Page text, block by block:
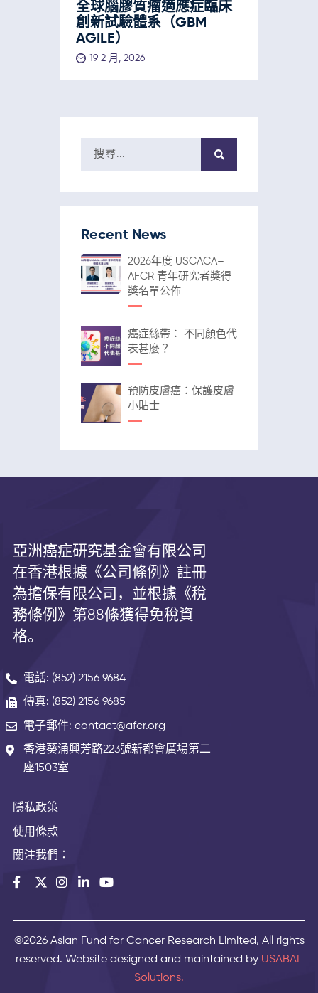
全球腦膠質瘤適應症臨床
創新試驗體系（GBM
AGILE）
19 2 月, 2026
Recent News
2026年度 USCACA–
AFCR 青年研究者獎得
獎名單公佈
癌症絲帶： 不同顏色代
表甚麼？
預防皮膚癌：保護皮膚
小貼士
亞洲癌症研究基金會有限公司
在香港根據《公司條例》註冊
為擔保有限公司，並根據《稅
務條例》第88條獲得免稅資
格。
電話: (852) 2156 9684
傳真: (852) 2156 9685
電子郵件: contact@afcr.org
香港葵涌興芳路223號新都會廣場第二
座1503室
隱私政策
使用條款
關注我們：
©2026 Asian Fund for Cancer Research Limited, All rights
reserved. Website designed and maintained by USABAL
Solutions.